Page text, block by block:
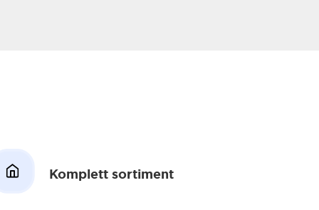
Komplett sortiment